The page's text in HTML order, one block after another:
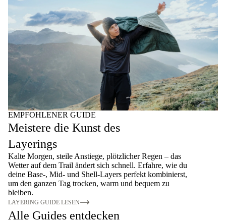
EMPFOHLENER GUIDE
Meistere die Kunst des
Layerings
Kalte Morgen, steile Anstiege, plötzlicher Regen – das
Wetter auf dem Trail ändert sich schnell. Erfahre, wie du
deine Base-, Mid- und Shell-Layers perfekt kombinierst,
um den ganzen Tag trocken, warm und bequem zu
bleiben.
LAYERING GUIDE LESEN
Alle Guides entdecken